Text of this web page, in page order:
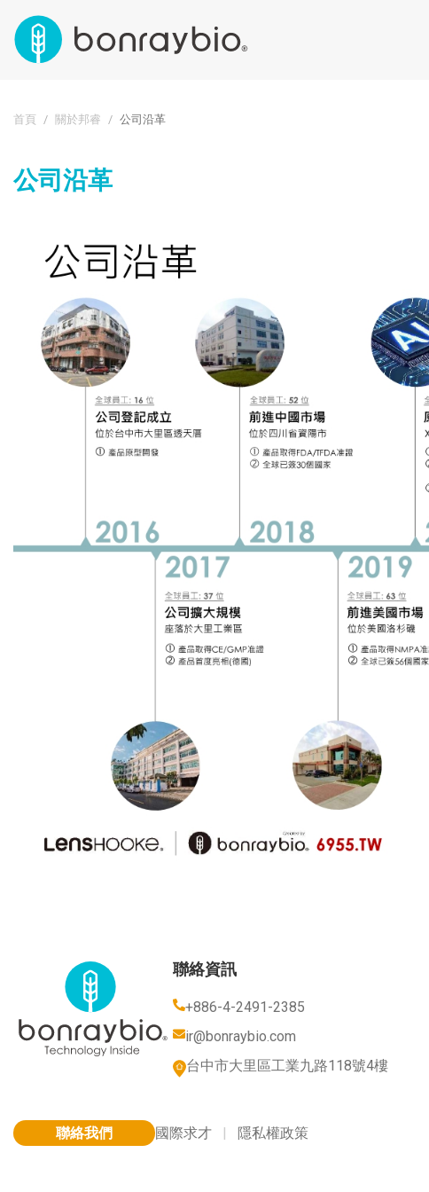
首頁 關於邦睿 公司沿⾰
公司沿⾰
聯絡我們 國際求才 隱私權政策
聯絡資訊
+886-4-2491-2385
ir@bonraybio.com
台中市大里區工業九路118號4樓